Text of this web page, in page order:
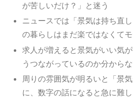
が苦しいだけ？」と迷う
ニュースでは「景気は持ち直
の暮らしはまだ楽ではなくて
求人が増えると景気がいい気
うつながっているのか分から
周りの雰囲気が明るいと「景
に、数字の話になると急に難